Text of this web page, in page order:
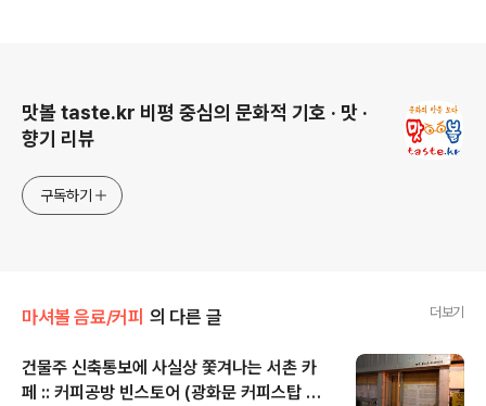
맛볼 taste.kr 비평 중심의 문화적 기호 · 맛 ·
향기 리뷰
구독하기
마셔볼 음료/커피 의 다른 글 더보기
건물주 신축통보에 사실상 쫓겨나는 서촌 카
페 :: 커피공방 빈스토어 (광화문 커피스탑 본